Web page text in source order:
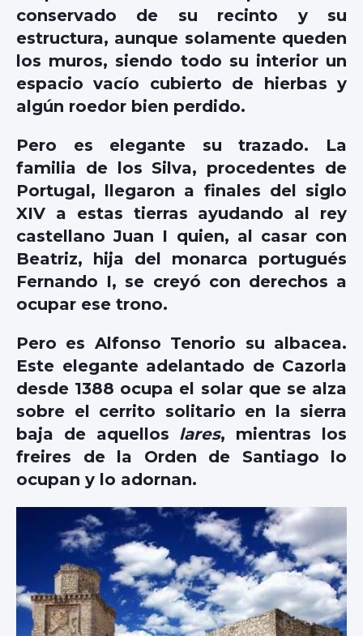
conservado de su recinto y su
estructura, aunque solamente queden
los muros, siendo todo su interior un
espacio vacío cubierto de hierbas y
algún roedor bien perdido.
Pero es elegante su trazado. La
familia de los Silva, procedentes de
Portugal, llegaron a finales del siglo
XIV a estas tierras ayudando al rey
castellano Juan I quien, al casar con
Beatriz, hija del monarca portugués
Fernando I, se creyó con derechos a
ocupar ese trono.
Pero es Alfonso Tenorio su albacea.
Este elegante adelantado de Cazorla
desde 1388 ocupa el solar que se alza
sobre el cerrito solitario en la sierra
baja de aquellos lares, mientras los
freires de la Orden de Santiago lo
ocupan y lo adornan.